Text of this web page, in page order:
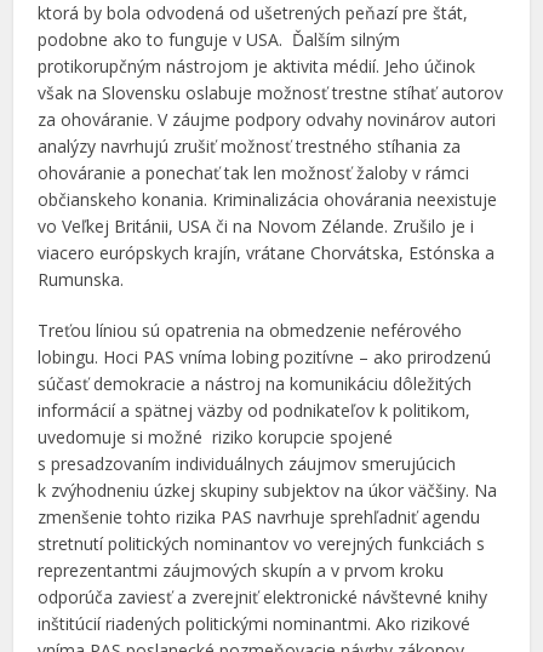
ktorá by bola odvodená od ušetrených peňazí pre štát,
podobne ako to funguje v USA. Ďalším silným
protikorupčným nástrojom je aktivita médií. Jeho účinok
však na Slovensku oslabuje možnosť trestne stíhať autorov
za ohováranie. V záujme podpory odvahy novinárov autori
analýzy navrhujú zrušiť možnosť trestného stíhania za
ohováranie a ponechať tak len možnosť žaloby v rámci
občianskeho konania. Kriminalizácia ohovárania neexistuje
vo Veľkej Británii, USA či na Novom Zélande. Zrušilo je i
viacero európskych krajín, vrátane Chorvátska, Estónska a
Rumunska.
Treťou líniou sú opatrenia na obmedzenie neférového
lobingu. Hoci PAS vníma lobing pozitívne – ako prirodzenú
súčasť demokracie a nástroj na komunikáciu dôležitých
informácií a spätnej väzby od podnikateľov k politikom,
uvedomuje si možné riziko korupcie spojené
s presadzovaním individuálnych záujmov smerujúcich
k zvýhodneniu úzkej skupiny subjektov na úkor väčšiny. Na
zmenšenie tohto rizika PAS navrhuje sprehľadniť agendu
stretnutí politických nominantov vo verejných funkciách s
reprezentantmi záujmových skupín a v prvom kroku
odporúča zaviesť a zverejniť elektronické návštevné knihy
inštitúcií riadených politickými nominantmi. Ako rizikové